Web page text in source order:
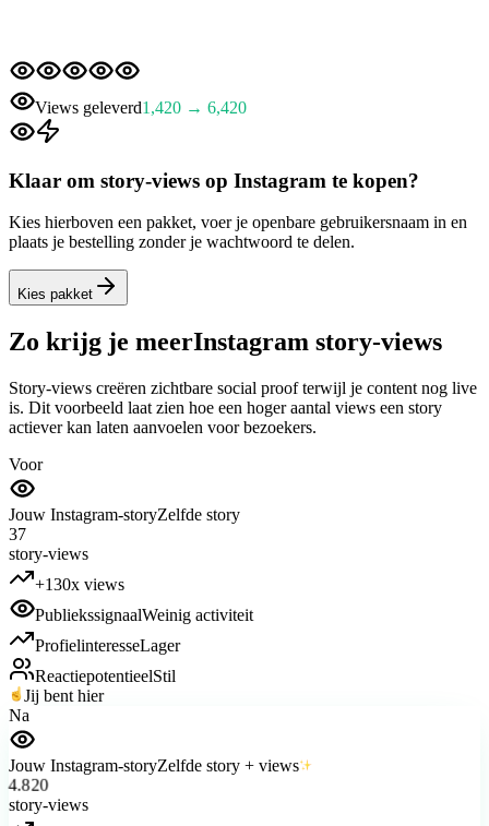
Views geleverd
Kies hierboven een pakket, voer je openbare gebruikersnaam in en
plaats je bestelling zonder je wachtwoord te delen.
Kies pakket
is. Dit voorbeeld laat zien hoe een hoger aantal views een story
actiever kan laten aanvoelen voor bezoekers.
Jouw Instagram-story
37
story-views
+130x views
Publiekssignaal
ProfielinteresseLager
ReactiepotentieelStil
Jij bent hier
Na
Jouw Instagram-story
4.820
story-views
+130x views